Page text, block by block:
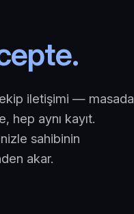
iletişimi — masada
hep aynı kayıt.
sahibinin
akar.